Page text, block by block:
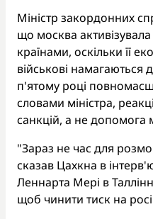
Міністр закордонних
що москва
країнами, оскільки її
військові намагаються
п'ятому році
словами міністра,
санкцій, а не допомога
"Зараз не час для
сказав Цахкна в
Леннарта Мері в
щоб чинити тиск на